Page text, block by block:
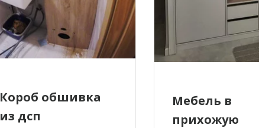
Короб обшивка
из дсп
Мебель в
прихожую